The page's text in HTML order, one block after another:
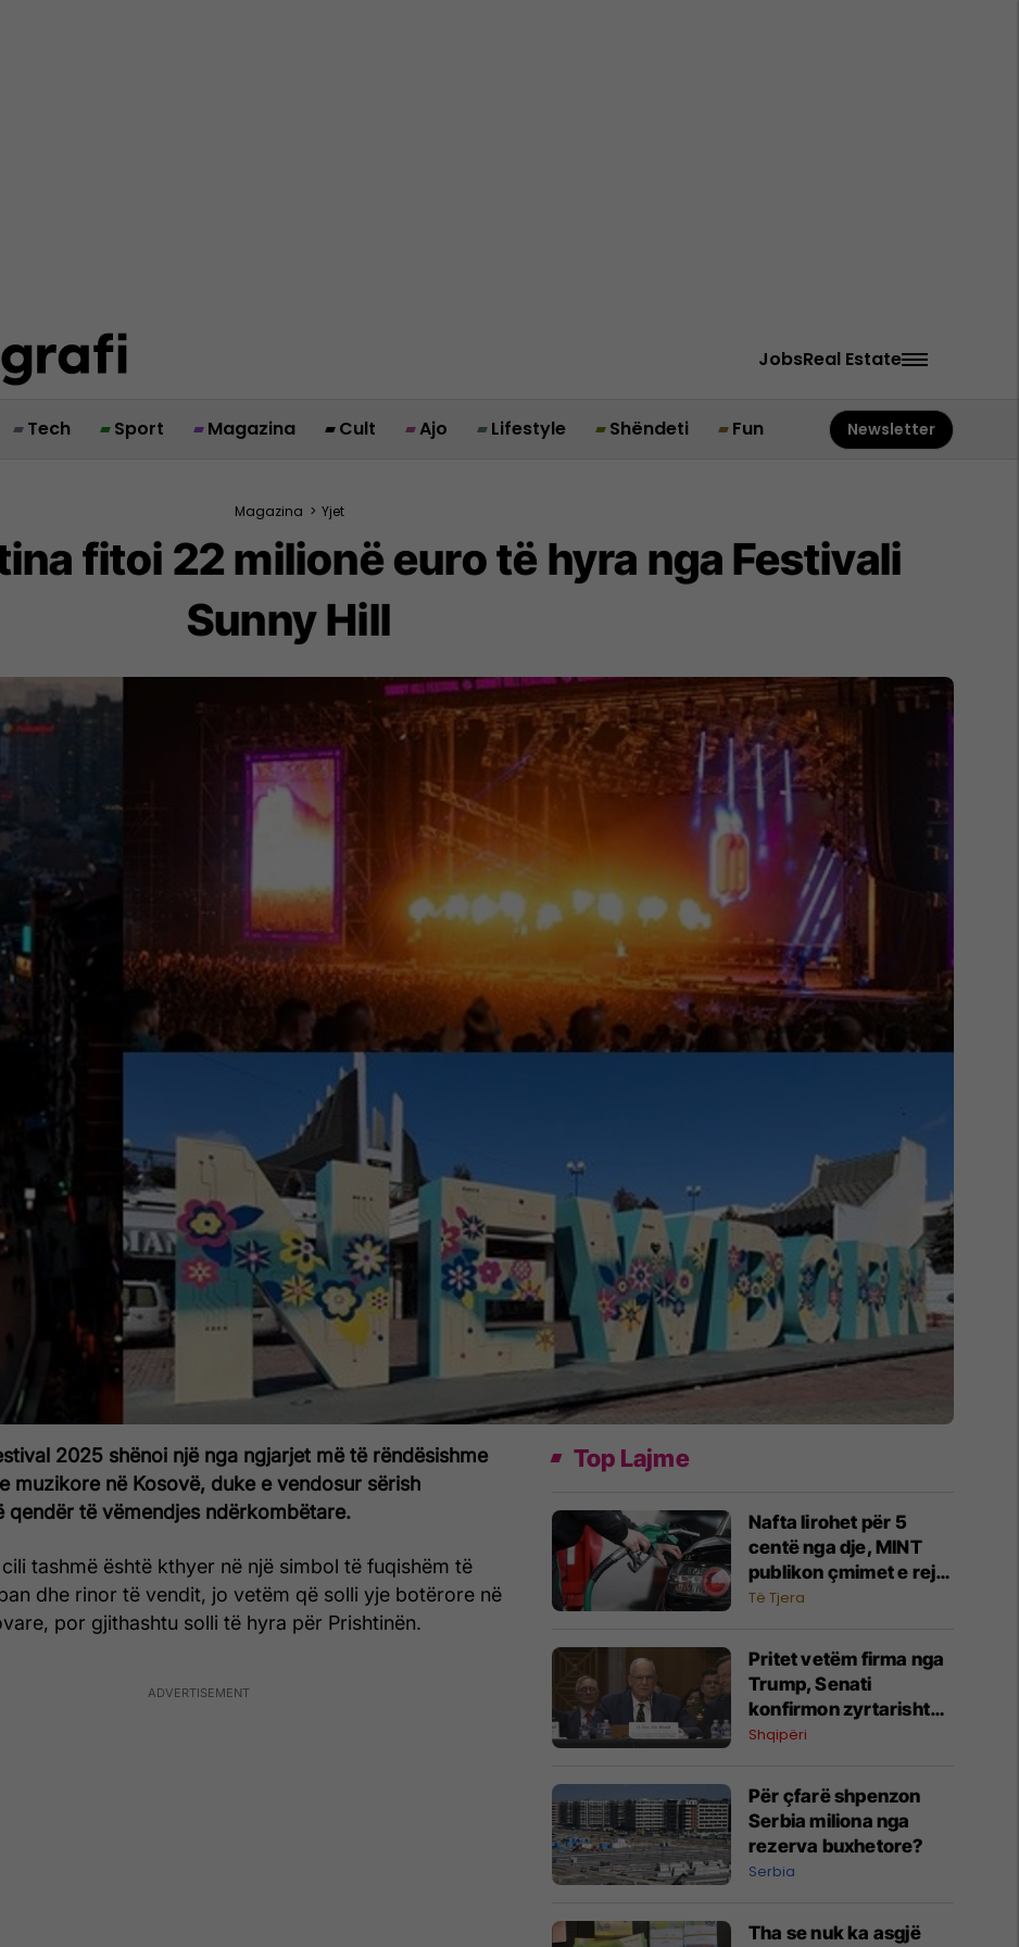
JobsReal Estate
Tech Sport Magazina Cult Ajo Lifestyle Shëndeti Fun Newsletter
Magazina > Yjet
fitoi 22 milionë euro të hyra nga Festivali
Sunny Hill
2025 shënoi një nga ngjarjet më të rëndësishme
muzikore në Kosovë, duke e vendosur sërish
qendër të vëmendjes ndërkombëtare.
tashmë është kthyer në një simbol të fuqishëm të
dhe rinor të vendit, jo vetëm që solli yje botërore në
por gjithashtu solli të hyra për Prishtinën.
Top Lajme
Nafta lirohet për 5
centë nga dje, MINT
publikon çmimet e reja
të derivateve
Të Tjera
Pritet vetëm firma nga
Trump, Senati
konfirmon zyrtarisht
Eric Wendt ambasador
Shqipëri
Për çfarë shpenzon
Serbia miliona nga
rezerva buxhetore?
Serbia
Tha se nuk ka asgjë